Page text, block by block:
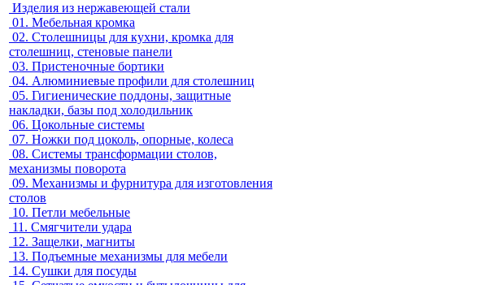
Изделия из нержавеющей стали
01. Мебельная кромка
02. Столешницы для кухни, кромка для
столешниц, стеновые панели
03. Пристеночные бортики
04. Алюминиевые профили для столешниц
05. Гигиенические поддоны, защитные
накладки, базы под холодильник
06. Цокольные системы
07. Ножки под цоколь, опорные, колеса
08. Системы трансформации столов,
механизмы поворота
09. Механизмы и фурнитура для изготовления
столов
10. Петли мебельные
11. Смягчители удара
12. Защелки, магниты
13. Подъемные механизмы для мебели
14. Сушки для посуды